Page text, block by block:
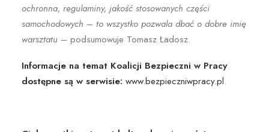
ochronna, regulaminy, jakość stosowanych części
samochodowych – to wszystko pozwala dbać o dobre imię
warsztatu – podsumowuje Tomasz Ładosz.
Informacje na temat Koalicji Bezpieczni w Pracy
dostępne są w serwisie: www.bezpieczniwpracy.pl.